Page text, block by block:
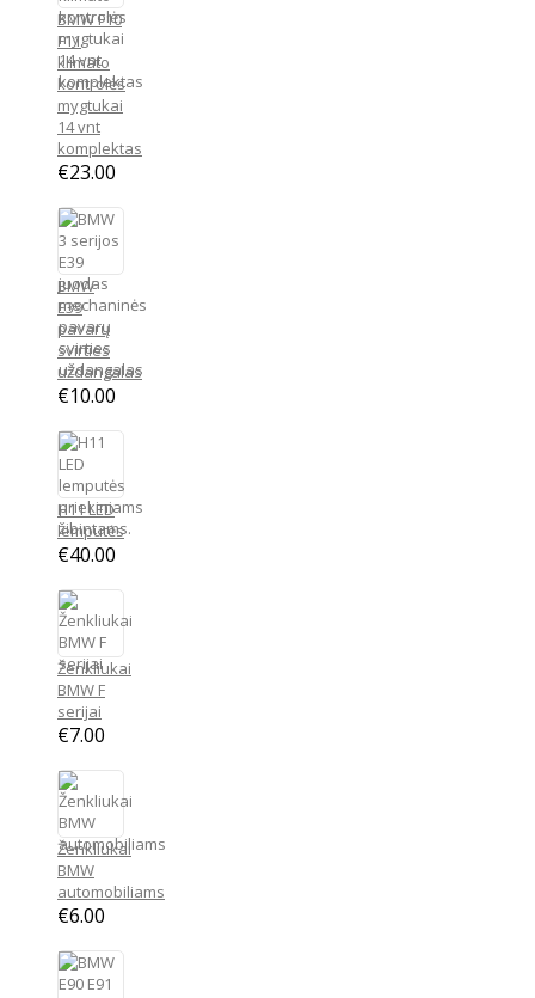
BMW F10
F11
klimato
kontrolės
mygtukai
14 vnt
komplektas
€23.00
BMW
E39
pavarų
svirties
uždangalas
€10.00
H11 LED
lemputės
€40.00
Ženkliukai
BMW F
serijai
€7.00
Ženkliukai
BMW
automobiliams
€6.00